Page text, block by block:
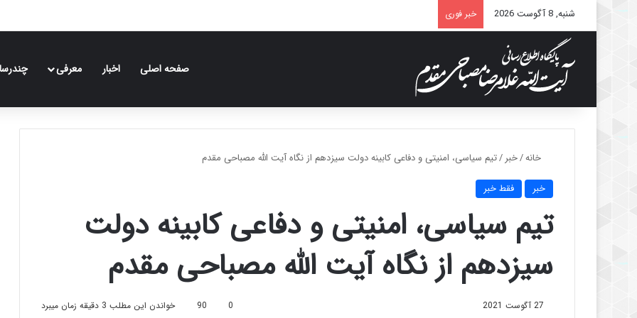
شنبه, 8 آگوست 2026 خبر فوری
صفحه اصلی اخبار معرفی
خانه/خبر /تیم سیاسی، امنیتی و دفاعی کابینه دولت سیزدهم از نگاه آیت الله مصباحی مقدم
خبر فقط خبر
تیم سیاسی، امنیتی و دفاعی کابینه دولت
سیزدهم از نگاه آیت الله مصباحی مقدم
27 آگوست 2021 0
90 خواندن این مطلب 3 دقیقه زمان میبرد